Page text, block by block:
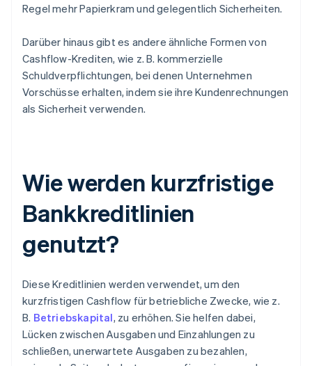
Regel mehr Papierkram und gelegentlich Sicherheiten.
Darüber hinaus gibt es andere ähnliche Formen von
Cashflow-Krediten, wie z. B. kommerzielle
Schuldverpflichtungen, bei denen Unternehmen
Vorschüsse erhalten, indem sie ihre Kundenrechnungen
als Sicherheit verwenden.
Wie werden kurzfristige
Bankkreditlinien
genutzt?
Diese Kreditlinien werden verwendet, um den
kurzfristigen Cashflow für betriebliche Zwecke, wie z.
B. Betriebskapital, zu erhöhen. Sie helfen dabei,
Lücken zwischen Ausgaben und Einzahlungen zu
schließen, unerwartete Ausgaben zu bezahlen,